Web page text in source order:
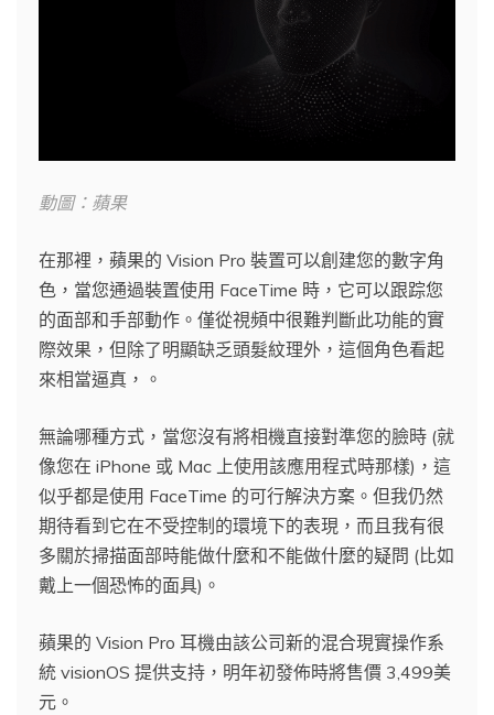
動圖：蘋果
在那裡，蘋果的 Vision Pro 裝置可以創建您的數字角
色，當您通過裝置使用 FaceTime 時，它可以跟踪您
的面部和手部動作。僅從視頻中很難判斷此功能的實
際效果，但除了明顯缺乏頭髮紋理外，這個角色看起
來相當逼真，。
無論哪種方式，當您沒有將相機直接對準您的臉時 (就
像您在 iPhone 或 Mac 上使用該應用程式時那樣)，這
似乎都是使用 FaceTime 的可行解決方案。但我仍然
期待看到它在不受控制的環境下的表現，而且我有很
多關於掃描面部時能做什麼和不能做什麼的疑問 (比如
戴上一個恐怖的面具)。
蘋果的 Vision Pro 耳機由該公司新的混合現實操作系
統 visionOS 提供支持，明年初發佈時將售價 3,499美
元。